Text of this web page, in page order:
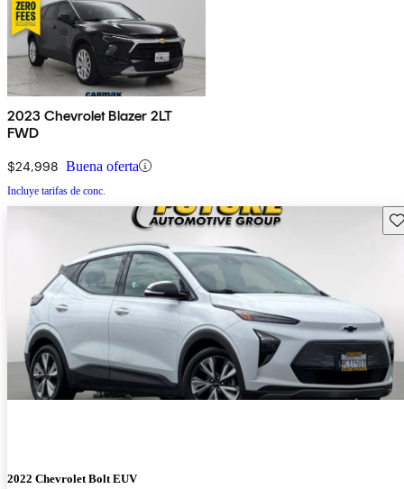
2023 Chevrolet Blazer 2LT
FWD
$24,998 Buena oferta
Incluye tarifas de conc.
2022 Chevrolet Bolt EUV